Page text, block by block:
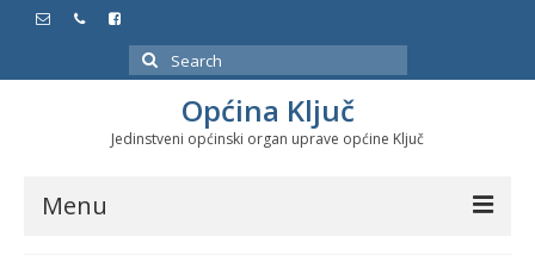
Search
for:
Općina Ključ
Jedinstveni općinski organ uprave općine Ključ
Menu